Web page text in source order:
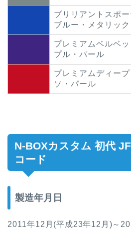
ブリリアントスポ
ブルー・メタリック
プレミアムベルベ
プル・パール
プレミアムディープ
ソ・パール
N-BOXカスタム 初代
コード
製造年月日
2011年12月(平成23年12月)～